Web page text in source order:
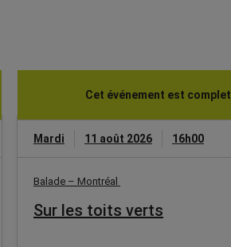
Cet événement est complet
Mardi 11 août 2026 16h00
Balade – Montréal
Sur les toits verts